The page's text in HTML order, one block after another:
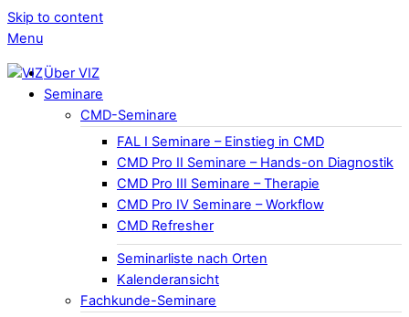
Skip to content
Menu
Über VIZ
Seminare
CMD-Seminare
FAL I Seminare – Einstieg in CMD
CMD Pro II Seminare – Hands-on Diagnostik
CMD Pro III Seminare – Therapie
CMD Pro IV Seminare – Workflow
CMD Refresher
Seminarliste nach Orten
Kalenderansicht
Fachkunde-Seminare